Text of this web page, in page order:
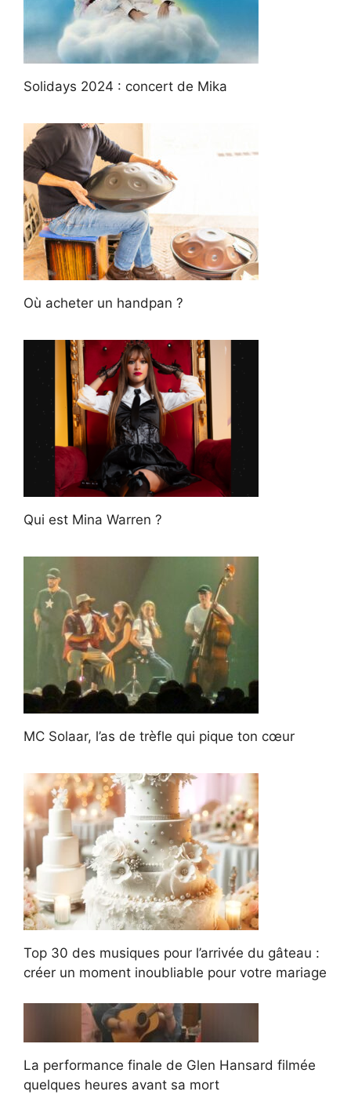
Solidays 2024 : concert de Mika
Où acheter un handpan ?
Qui est Mina Warren ?
MC Solaar, l’as de trèfle qui pique ton cœur
Top 30 des musiques pour l’arrivée du gâteau :
créer un moment inoubliable pour votre mariage
La performance finale de Glen Hansard filmée
quelques heures avant sa mort